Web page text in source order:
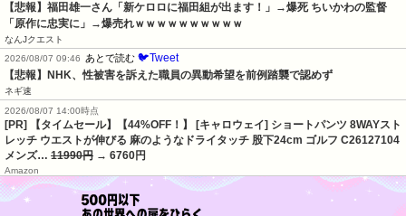
【悲報】福田雄一さん「新ケロロに福田組が出ます！」→爆死 ちいかわの監督
「原作に忠実に」→爆売れｗｗｗｗｗｗｗｗｗｗ
なんJクエスト
2026/08/07 09:46
あとで読む 🐦Tweet
【悲報】NHK、性被害を訴えた職員の異動希望を前例踏襲で認めず
ネギ速
2026/08/07 14:00時点
[PR] 【タイムセール】【44%OFF！】 [キャロウェイ] ショートパンツ 8WAYスト
レッチ ウエストが伸びる 麻のようなドライタッチ 股下24cm ゴルフ C26127104
メンズ… 11990円 → 6760円
Amazon